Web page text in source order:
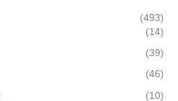
(493)
(14)
(39)
(46)
(10)